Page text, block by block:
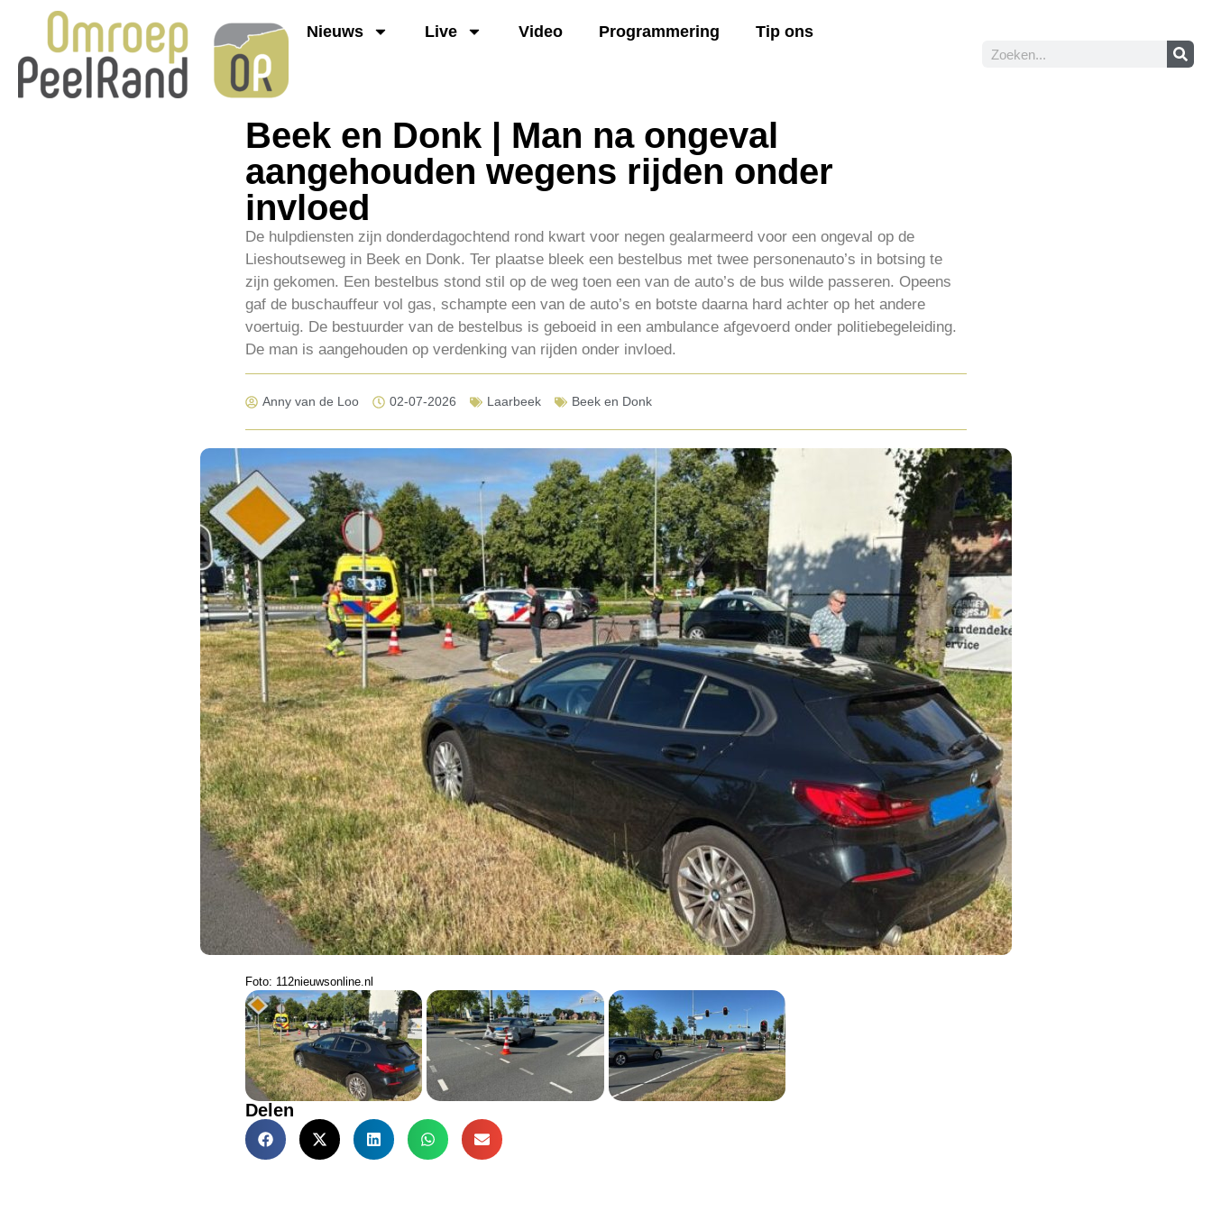
Nieuws Live Video Programmering Tip ons
Beek en Donk | Man na ongeval
aangehouden wegens rijden onder
invloed
De hulpdiensten zijn donderdagochtend rond kwart voor negen gealarmeerd voor een ongeval op de
Lieshoutseweg in Beek en Donk. Ter plaatse bleek een bestelbus met twee personenauto’s in botsing te
zijn gekomen. Een bestelbus stond stil op de weg toen een van de auto’s de bus wilde passeren. Opeens
gaf de buschauffeur vol gas, schampte een van de auto’s en botste daarna hard achter op het andere
voertuig. De bestuurder van de bestelbus is geboeid in een ambulance afgevoerd onder politiebegeleiding.
De man is aangehouden op verdenking van rijden onder invloed.
Anny van de Loo 02-07-2026 Laarbeek Beek en Donk
Foto: 112nieuwsonline.nl
Delen